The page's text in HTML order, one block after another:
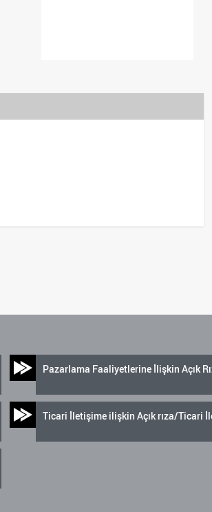
Pazarlama Faaliyetlerine İlişkin Açık
Ticari İletişime ilişkin Açık rıza/Ticari